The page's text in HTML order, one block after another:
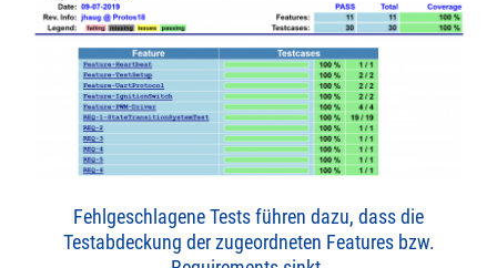
Fehlgeschlagene Tests führen dazu, dass die
Testabdeckung der zugeordneten Features bzw.